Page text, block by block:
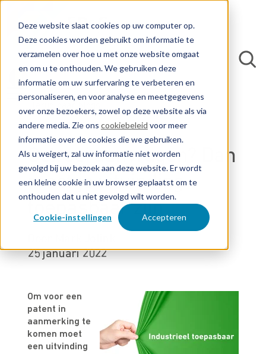
Deze website slaat cookies op uw computer op.
Deze cookies worden gebruikt om informatie te
verzamelen over hoe u met onze website omgaat
en om u te onthouden. We gebruiken deze
informatie om uw surfervaring te verbeteren en
personaliseren, en voor analyse en meetgegevens
over onze bezoekers, zowel op deze website als via
andere media. Zie ons cookiebeleid voor meer
informatie over de cookies die we gebruiken.
Als u weigert, zal uw informatie niet worden
gevolgd bij uw bezoek aan deze website. Er wordt
een kleine cookie in uw browser geplaatst om te
onthouden dat u niet gevolgd wilt worden.
Cookie-instellingen Accepteren
Octrooi aanvragen? Dan
moet je uitvinding
toepasbaar zijn
25 januari 2022
Om voor een
patent in
aanmerking te
komen moet
een uitvinding